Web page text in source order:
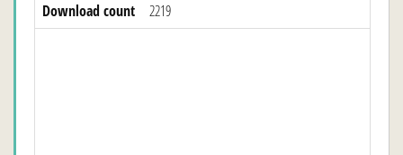
Download count
2219